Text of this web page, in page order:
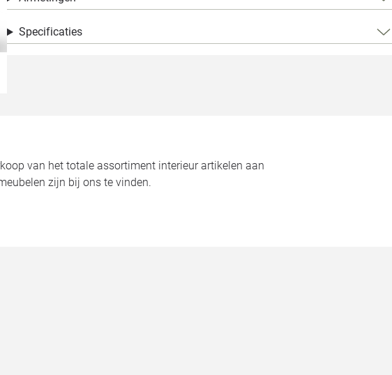
Alle
Specificaties
van het totale assortiment interieur artikelen aan
zijn bij ons te vinden.